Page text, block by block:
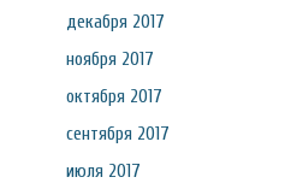
декабря 2017
ноября 2017
октября 2017
сентября 2017
июля 2017